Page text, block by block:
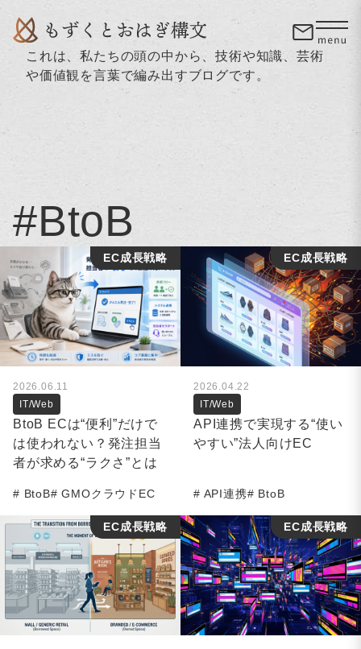
これは、私たちの頭の中から、技術や知識、芸術
や価値観を言葉で編み出すブログです。
#BtoB
2026.06.11
IT/Web
BtoB ECは“便利”だけで
は使われない？発注担当
者が求める“ラクさ”とは
BtoB GMOクラウドEC
EC成長戦略
2026.04.22
IT/Web
API連携で実現する“使い
やすい”法人向けEC
API連携 BtoB
EC成長戦略
EC成長戦略 EC成長戦略